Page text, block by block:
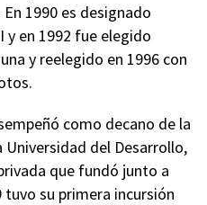
1990 es designado
y en 1992 fue elegido
y reelegido en 1996 con
como decano de la
Universidad del Desarrollo,
que fundó junto a
su primera incursión